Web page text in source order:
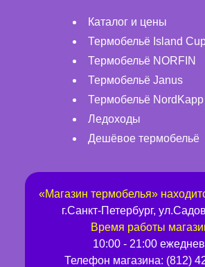
Каталог и цены
Термобельё Island
Термобельё NORFIN
Термобельё Janus
Термобельё NordKapp
Ледоходы
Дешёвое термобельё
«Магазин термобелья»
г.Санкт-Петербург,
Время работы
10:00 - 21:00
Телефон магазина: (812)